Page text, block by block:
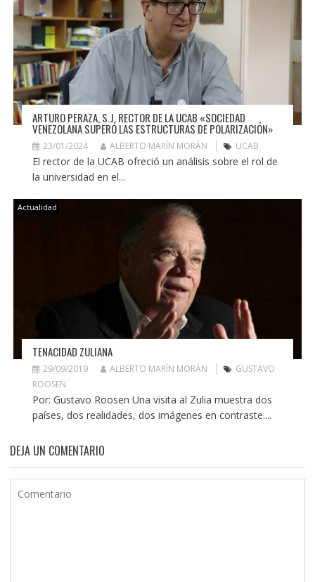
ARTURO PERAZA, S.J. RECTOR DE LA UCAB «SOCIEDAD
VENEZOLANA SUPERÓ LAS ESTRUCTURAS DE POLARIZACIÓN»
23/01/2024 ALBERTO MARÍN MORÁN UCAB
El rector de la UCAB ofreció un análisis sobre el rol de
la universidad en el...
Actualidad
TENACIDAD ZULIANA
29/09/2019 ALBERTO MARÍN MORÁN
GUSTAVO
ROOSEN
Por: Gustavo Roosen Una visita al Zulia muestra dos
países, dos realidades, dos imágenes en contraste....
DEJA UN COMENTARIO